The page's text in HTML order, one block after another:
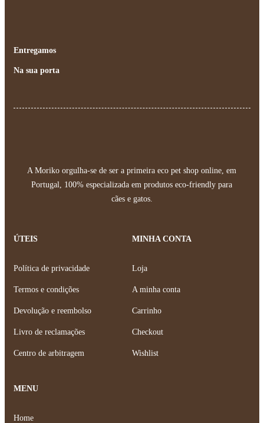
Entregamos
Na sua porta
A Moriko orgulha-se de ser a primeira eco pet shop online, em
Portugal, 100% especializada em produtos eco-friendly para
cães e gatos.
ÚTEIS
Política de privacidade
Termos e condições
Devolução e reembolso
Livro de reclamações
Centro de arbitragem
MINHA CONTA
Loja
A minha conta
Carrinho
Checkout
Wishlist
MENU
Home